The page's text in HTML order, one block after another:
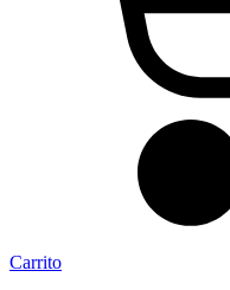
Carrito